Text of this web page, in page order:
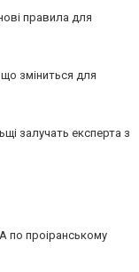
правила для
зміниться для
залучать експерта з
по проіранському